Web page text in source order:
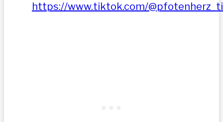
https://www.tiktok.com/